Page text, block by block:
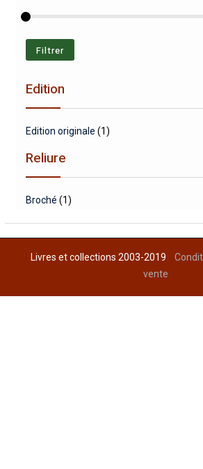
Filtrer
Edition
Edition originale (1)
Reliure
Broché (1)
Livres et collections 2003-2019
vente